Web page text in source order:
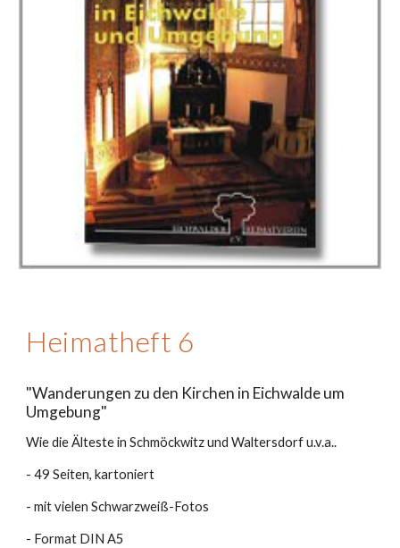
Heimatheft 6
"Wanderungen zu den Kirchen in Eichwalde um
Umgebung"
Wie die Älteste in Schmöckwitz und Waltersdorf u.v.a..
- 49 Seiten, kartoniert
- mit vielen Schwarzweiß-Fotos
- Format DIN A5